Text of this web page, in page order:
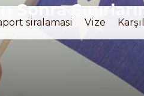
siralamasi Vize